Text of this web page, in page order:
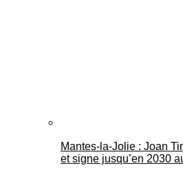
Mantes-la-Jolie : Joan
et signe jusqu’en 2030